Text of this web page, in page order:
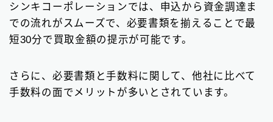
ファクタリング 75
後払い決済サービス 7
シンキコーポレーションでは、申込から資金調達ま
での流れがスムーズで、必要書類を揃えることで最
短30分で買取金額の提示が可能です。
さらに、必要書類と手数料に関して、他社に比べて
手数料の面でメリットが多いとされています。